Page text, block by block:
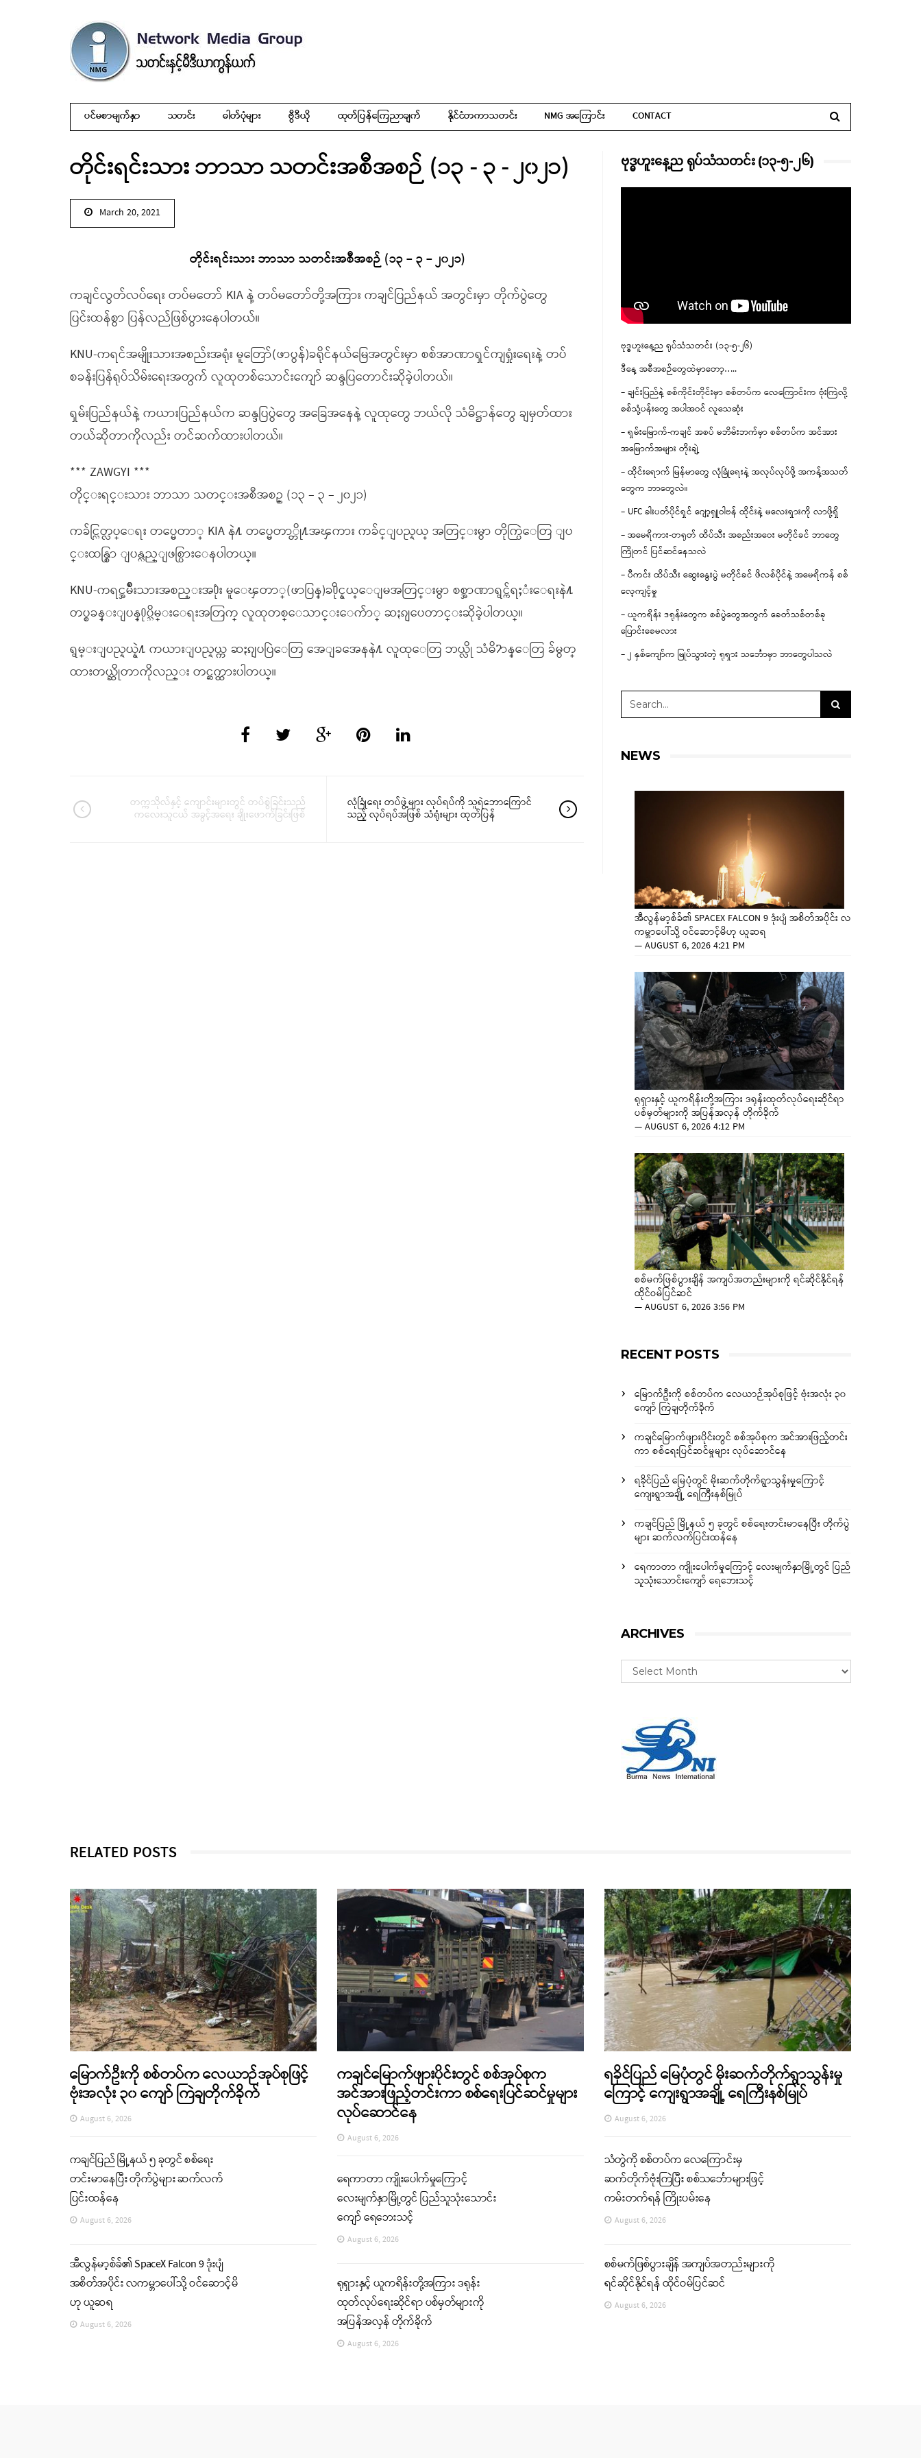
ပင်မစာမျက်နှာ သတင်း ဓါတ်ပုံများ ဗွီဒီယို ထုတ်ပြန်ကြေညာချက် နိုင်ငံတကာသတင်း NMG အကြောင်း CONTACT
တိုင်းရင်းသား ဘာသာ သတင်းအစီအစဉ် (၁၃ - ၃ - ၂၀၂၁)
March 20, 2021
တိုင်းရင်းသား ဘာသာ သတင်းအစီအစဉ် (၁၃ – ၃ – ၂၀၂၁)
ကချင်လွတ်လပ်ရေး တပ်မတော် KIA နဲ့ တပ်မတော်တို့အကြား ကချင်ပြည်နယ် အတွင်းမှာ တိုက်ပွဲတွေ
ပြင်းထန်စွာ ပြန်လည်ဖြစ်ပွားနေပါတယ်။
KNU-ကရင်အမျိုးသားအစည်းအရုံး မူတြော်(ဖာပွန်)ခရိုင်နယ်မြေအတွင်းမှာ စစ်အာဏာရှင်ကျရှုံးရေးနဲ့ တပ်
စခန်းပြန်ရုပ်သိမ်းရေးအတွက် လူထုတစ်သောင်းကျော် ဆန္ဒပြတောင်းဆိုခဲ့ပါတယ်။
ရှမ်းပြည်နယ်နဲ့ ကယားပြည်နယ်က ဆန္ဒပြပွဲတွေ အခြေအနေနဲ့ လူထုတွေ ဘယ်လို သံဓိဋ္ဌာန်တွေ ချမှတ်ထား
တယ်ဆိုတာကိုလည်း တင်ဆက်ထားပါတယ်။
*** ZAWGYI ***
တိုင္းရင္းသား ဘာသာ သတင္းအစီအစဥ္ (၁၃ – ၃ – ၂၀၂၁)
ကခ်င္လြတ္လပ္ေရး တပ္မေတာ္ KIA နဲ႔ တပ္မေတာ္တို႔အၾကား ကခ်င္ျပည္နယ္ အတြင္းမွာ တိုက္ပြဲေတြ ျပ
င္းထန္စြာ ျပန္လည္ျဖစ္ပြားေနပါတယ္။
KNU-ကရင္အမ်ိဳးသားအစည္းအ႐ုံး မူေၾတာ္(ဖာပြန္)ခ႐ိုင္နယ္ေျမအတြင္းမွာ စစ္အာဏာရွင္က်ရႈံးေရးနဲ႔
တပ္စခန္းျပန္႐ုပ္သိမ္းေရးအတြက္ လူထုတစ္ေသာင္းေက်ာ္ ဆႏၵျပေတာင္းဆိုခဲ့ပါတယ္။
ရွမ္းျပည္နယ္နဲ႔ ကယားျပည္နယ္က ဆႏၵျပပြဲေတြ အေျခအေနနဲ႔ လူထုေတြ ဘယ္လို သံဓိ႒ာန္ေတြ ခ်မွတ္
ထားတယ္ဆိုတာကိုလည္း တင္ဆက္ထားပါတယ္။
တက္ကသိုလ်နှင့် ကျောင်းများတွင် တပ်စွဲခြင်းသည်
ကလေးသူငယ် အခွင့်အရေး ချိုးဖောက်ခြင်းဖြစ်
လုံခြုံရေး တပ်ဖွဲ့များ လုပ်ရပ်ကို သူရဲဘောကြောင်
သည့် လုပ်ရပ်အဖြစ် သံရုံးများ ထုတ်ပြန်
ဗုဒ္ဓဟူးနေ့ည ရုပ်သံသတင်း (၁၃-၅-၂၆)
ဗုဒ္ဓဟူးနေ့ည ရုပ်သံသတင်း (၁၃-၅-၂၆)
ဒီနေ့ အစီအစဉ်တွေထဲမှာတော့…..
– ချင်းပြည်နဲ့ စစ်ကိုင်းတိုင်းမှာ စစ်တပ်က လေကြောင်းက ဗုံးကြဲလို့
စစ်သုံ့ပန်းတွေ အပါအဝင် လူသေဆုံး
– ရှမ်းမြောက်-ကချင် အစပ် မဘိမ်းဘက်မှာ စစ်တပ်က အင်အား
အမြောက်အများ တိုးချဲ့
– ထိုင်းရောက် မြန်မာတွေ လုံခြုံရေးနဲ့ အလုပ်လုပ်ဖို့ အကန့်အသတ်
တွေက ဘာတွေလဲ။
– UFC ခါးပတ်ပိုင်ရှင် ဂျော့ရှူဝါဗန် ထိုင်းနဲ့ မလေးရှားကို လာဖို့ရှိ
– အမေရိကား-တရုတ် ထိပ်သီး အစည်းအဝေး မတိုင်ခင် ဘာတွေ
ကြိုတင် ပြင်ဆင်နေသလဲ
– ပီကင်း ထိပ်သီး ဆွေးနွေးပွဲ မတိုင်ခင် ဖိလစ်ပိုင်နဲ့ အမေရိကန် စစ်
လေ့ကျင့်မှု
– ယူကရိန်း ဒရုန်းတွေက စစ်ပွဲတွေအတွက် ခေတ်သစ်တစ်ခု
ပြောင်းစေမလား
– ၂ နှစ်ကျော်က မြုပ်သွားတဲ့ ရုရှား သင်္ဘောမှာ ဘာတွေပါသလဲ
NEWS
အီလွန်မာ့စ်ခ်၏ SPACEX FALCON 9 ဒုံးပျံ အစိတ်အပိုင်း လ
ကမ္ဘာပေါ်သို့ ဝင်ဆောင့်မိဟု ယူဆရ
—AUGUST 6, 2026 4:21 PM
ရုရှားနှင့် ယူကရိန်းတို့အကြား ဒရုန်းထုတ်လုပ်ရေးဆိုင်ရာ
ပစ်မှတ်များကို အပြန်အလှန် တိုက်ခိုက်
—AUGUST 6, 2026 4:12 PM
စစ်မက်ဖြစ်ပွားချိန် အကျပ်အတည်းများကို ရင်ဆိုင်နိုင်ရန်
ထိုင်ဝမ်ပြင်ဆင်
—AUGUST 6, 2026 3:56 PM
RECENT POSTS
မြောက်ဦးကို စစ်တပ်က လေယာဉ်အုပ်စုဖြင့် ဗုံးအလုံး ၃၀
ကျော် ကြဲချတိုက်ခိုက်
ကချင်မြောက်ဖျားပိုင်းတွင် စစ်အုပ်စုက အင်အားဖြည့်တင်း
ကာ စစ်ရေးပြင်ဆင်မှုများ လုပ်ဆောင်နေ
ရခိုင်ပြည် မြေပုံတွင် မိုးဆက်တိုက်ရွာသွန်းမှုကြောင့်
ကျေးရွာအချို့ ရေကြီးနစ်မြုပ်
ကချင်ပြည် မြို့နယ် ၅ ခုတွင် စစ်ရေးတင်းမာနေပြီး တိုက်ပွဲ
များ ဆက်လက်ပြင်းထန်နေ
ရေကာတာ ကျိုးပေါက်မှုကြောင့် လေးမျက်နှာမြို့တွင် ပြည်
သူသုံးသောင်းကျော် ရေဘေးသင့်
ARCHIVES
RELATED POSTS
မြောက်ဦးကို စစ်တပ်က လေယာဉ်အုပ်စုဖြင့်
ဗုံးအလုံး ၃၀ ကျော် ကြဲချတိုက်ခိုက်
August 6, 2026
ကချင်ပြည် မြို့နယ် ၅ ခုတွင် စစ်ရေး
တင်းမာနေပြီး တိုက်ပွဲများ ဆက်လက်
ပြင်းထန်နေ
August 6, 2026
အီလွန်မာ့စ်ခ်၏ SpaceX Falcon 9 ဒုံးပျံ
အစိတ်အပိုင်း လကမ္ဘာပေါ်သို့ ဝင်ဆောင့်မိ
ဟု ယူဆရ
August 6, 2026
ကချင်မြောက်ဖျားပိုင်းတွင် စစ်အုပ်စုက
အင်အားဖြည့်တင်းကာ စစ်ရေးပြင်ဆင်မှုများ
လုပ်ဆောင်နေ
August 6, 2026
ရေကာတာ ကျိုးပေါက်မှုကြောင့်
လေးမျက်နှာမြို့တွင် ပြည်သူသုံးသောင်း
ကျော် ရေဘေးသင့်
August 6, 2026
ရုရှားနှင့် ယူကရိန်းတို့အကြား ဒရုန်း
ထုတ်လုပ်ရေးဆိုင်ရာ ပစ်မှတ်များကို
အပြန်အလှန် တိုက်ခိုက်
August 6, 2026
ရခိုင်ပြည် မြေပုံတွင် မိုးဆက်တိုက်ရွာသွန်းမှု
ကြောင့် ကျေးရွာအချို့ ရေကြီးနစ်မြုပ်
August 6, 2026
သံတွဲကို စစ်တပ်က လေကြောင်းမှ
ဆက်တိုက်ဗုံးကြဲပြီး စစ်သင်္ဘောများဖြင့်
ကမ်းတက်ရန် ကြိုးပမ်းနေ
August 6, 2026
စစ်မက်ဖြစ်ပွားချိန် အကျပ်အတည်းများကို
ရင်ဆိုင်နိုင်ရန် ထိုင်ဝမ်ပြင်ဆင်
August 6, 2026